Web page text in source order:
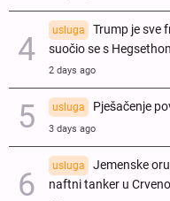
usluga
Trump je sve
suočio se s
2 days ago
usluga Pješačenje
3 days ago
usluga
Jemenske
naftni tanker u